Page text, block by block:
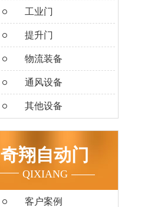
工业门
提升门
物流装备
通风设备
其他设备
奇翔自动门
QIXIANG
客户案例